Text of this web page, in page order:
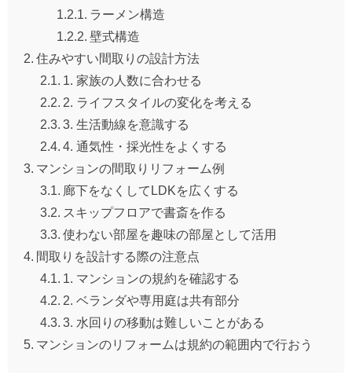
ラーメン構造
壁式構造
住みやすい間取りの設計方法
1. 家族の人数に合わせる
2. ライフスタイルの変化を考える
3. 生活動線を意識する
4. 通気性・採光性をよくする
マンションの間取りリフォーム例
廊下をなくしてLDKを広くする
スキップフロアで書斎を作る
使わない部屋を趣味の部屋として活用
間取りを設計する際の注意点
1. マンションの規約を確認する
2. ベランダや専用庭は共有部分
3. 水回りの移動は難しいことがある
マンションのリフォームは規約の範囲内で行おう